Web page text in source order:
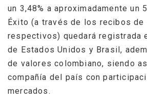
un 3,48% a aproximadamente un
Éxito (a través de los recibos de
respectivos) quedará registrada
de Estados Unidos y Brasil,
de valores colombiano, siendo
compañía del país con
mercados.